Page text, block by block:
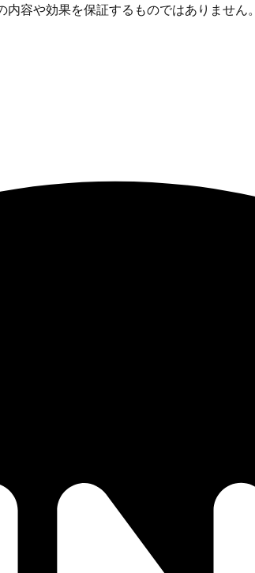
容や効果を保証するものではありません。